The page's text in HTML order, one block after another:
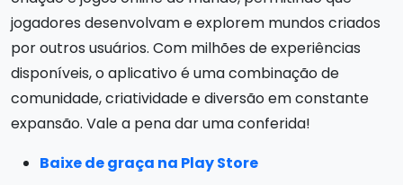
jogadores desenvolvam e explorem mundos criados
por outros usuários. Com milhões de experiências
disponíveis, o aplicativo é uma combinação de
comunidade, criatividade e diversão em constante
expansão. Vale a pena dar uma conferida!
Baixe de graça na Play Store